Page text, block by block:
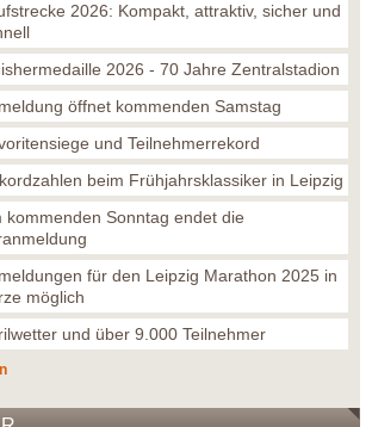
2026: Kompakt, attraktiv, sicher und
2026 - 70 Jahre Zentralstadion
öffnet kommenden Samstag
und Teilnehmerrekord
beim Frühjahrsklassiker in Leipzig
kommenden Sonntag endet die
für den Leipzig Marathon 2025 in
möglich
und über 9.000 Teilnehmer